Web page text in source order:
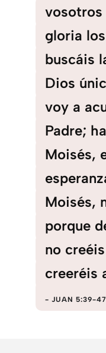
vosotros
gloria
buscáis
Dios
voy a
Padre;
Moisés,
Moisés,
porque
no
creeréis
JUAN 5:39-